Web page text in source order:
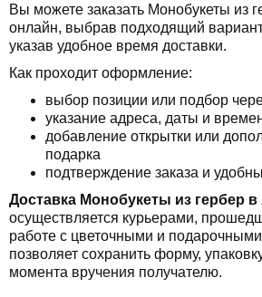
Вы можете заказать Монобукеты из
онлайн, выбрав подходящий вариант
указав удобное время доставки.
Как проходит оформление:
выбор позиции или подбор
указание адреса, даты и
добавление открытки или
подарка
подтверждение заказа и
Доставка Монобукеты из гербер в
осуществляется курьерами,
работе с цветочными и
позволяет сохранить форму,
момента вручения получателю.